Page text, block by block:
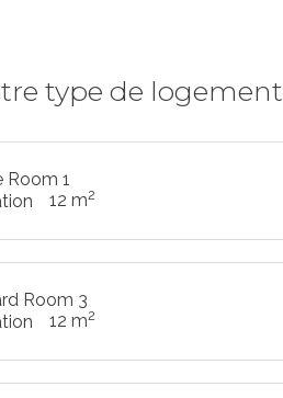
type de logement
Room 1
12 m2
Room 3
12 m2